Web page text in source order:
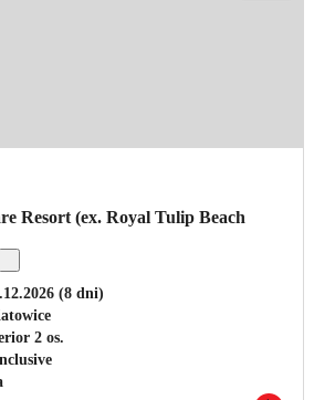
Resort (ex. Royal Tulip Beach
(8 dni)
2 os.